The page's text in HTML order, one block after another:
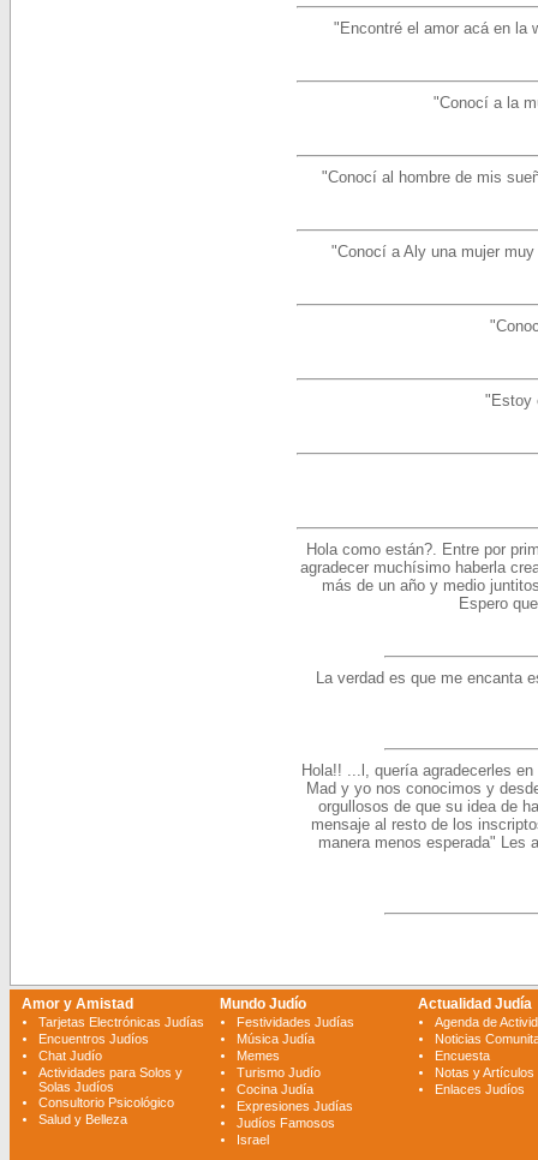
"Encontré el amor acá en la
"Conocí a la
"Conocí al hombre de mis
"Conocí a Aly una mujer
"Estoy
Hola como están?. Entre por
agradecer muchísimo haberla
más de un año y medio
Espero
La verdad es que me encanta
Hola!! ...l, quería agradecerles
Mad y yo nos conocimos y
orgullosos de que su idea de
mensaje al resto de los
manera menos esperada" Les
Amor y Amistad
Tarjetas Electrónicas Judías
Encuentros Judíos
Chat Judío
Actividades para Solos y
Solas Judíos
Consultorio Psicológico
Salud y Belleza
Mundo Judío
Festividades Judías
Música Judía
Memes
Turismo Judío
Cocina Judía
Expresiones Judías
Judíos Famosos
Israel
Actualidad Judía
Agenda de
Noticias
Encuesta
Notas y Artículos
Enlaces Judíos